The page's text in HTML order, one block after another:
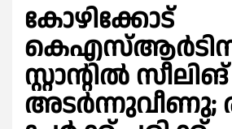
കോഴിക്കോട്
സ്റ്റാന്റില്‍ സീലിങ്
അടര്‍ന്നുവീണു;